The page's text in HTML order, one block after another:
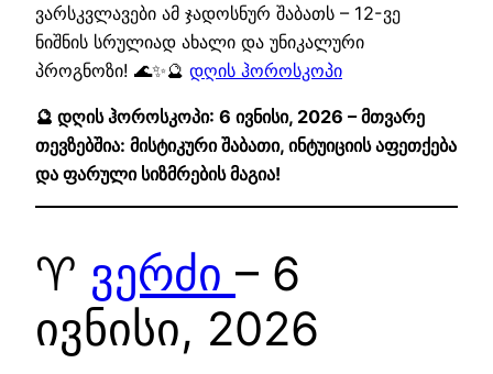
ვარსკვლავები ამ ჯადოსნურ შაბათს – 12-ვე
ნიშნის სრულიად ახალი და უნიკალური
პროგნოზი! 🌊✨🔮 დღის ჰოროსკოპი
🔮 დღის ჰოროსკოპი: 6 ივნისი, 2026 – მთვარე
თევზებშია: მისტიკური შაბათი, ინტუიციის აფეთქება
და ფარული სიზმრების მაგია!
♈ ვერძი – 6
ივნისი, 2026